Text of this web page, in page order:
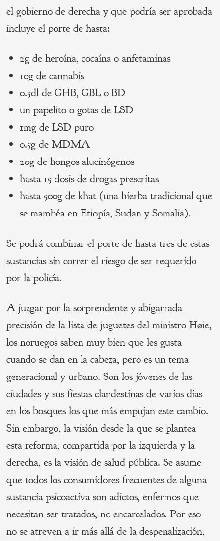
el gobierno de derecha y que podría ser aprobada
incluye el porte de hasta:
2g de heroína, cocaína o anfetaminas
10g de cannabis
0.5dl de GHB, GBL o BD
un papelito o gotas de LSD
1mg de LSD puro
0.5g de MDMA
20g de hongos alucinógenos
hasta 15 dosis de drogas prescritas
hasta 500g de khat (una hierba tradicional que
se mambéa en Etiopía, Sudan y Somalia).
Se podrá combinar el porte de hasta tres de estas
sustancias sin correr el riesgo de ser requerido
por la policía.
A juzgar por la sorprendente y abigarrada
precisión de la lista de juguetes del ministro Høie,
los noruegos saben muy bien que les gusta
cuando se dan en la cabeza, pero es un tema
generacional y urbano. Son los jóvenes de las
ciudades y sus fiestas clandestinas de varios días
en los bosques los que más empujan este cambio.
Sin embargo, la visión desde la que se plantea
esta reforma, compartida por la izquierda y la
derecha, es la visión de salud pública. Se asume
que todos los consumidores frecuentes de alguna
sustancia psicoactiva son adictos, enfermos que
necesitan ser tratados, no encarcelados. Por eso
no se atreven a ir más allá de la despenalización,